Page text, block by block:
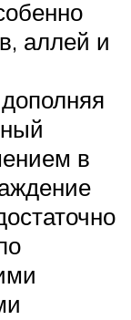
аллей и
в